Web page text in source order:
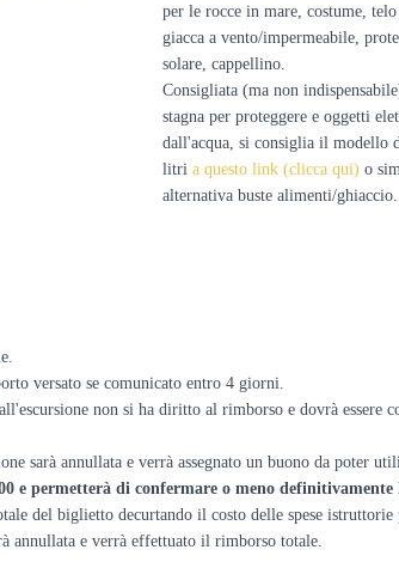
per le rocce in mare, costume, telo
giacca a vento/impermeabile,
solare, cappellino.
Consigliata (ma non
stagna per proteggere e oggetti
dall'acqua, si consiglia il modello
litri a questo link (clicca qui) o
alternativa buste alimenti/ghiaccio.
versato se comunicato entro 4 giorni.
non si ha diritto al rimborso e dovrà essere
sarà annullata e verrà assegnato un buono da poter
e permetterà di confermare o meno definitivamente
del biglietto decurtando il costo delle spese
annullata e verrà effettuato il rimborso totale.